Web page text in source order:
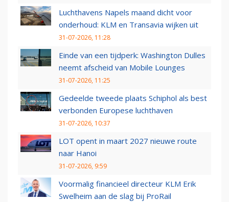
Luchthavens Napels maand dicht voor
onderhoud: KLM en Transavia wijken uit
31-07-2026, 11:28
Einde van een tijdperk: Washington Dulles
neemt afscheid van Mobile Lounges
31-07-2026, 11:25
Gedeelde tweede plaats Schiphol als best
verbonden Europese luchthaven
31-07-2026, 10:37
LOT opent in maart 2027 nieuwe route
naar Hanoi
31-07-2026, 9:59
Voormalig financieel directeur KLM Erik
Swelheim aan de slag bij ProRail